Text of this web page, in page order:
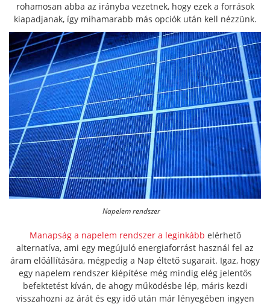
rohamosan abba az irányba vezetnek, hogy ezek a források
kiapadjanak, így mihamarabb más opciók után kell nézzünk.
Napelem rendszer
Manapság a napelem rendszer a leginkább elérhető
alternatíva, ami egy megújuló energiaforrást használ fel az
áram előállítására, mégpedig a Nap éltető sugarait. Igaz, hogy
egy napelem rendszer kiépítése még mindig elég jelentős
befektetést kíván, de ahogy működésbe lép, máris kezdi
visszahozni az árát és egy idő után már lényegében ingyen